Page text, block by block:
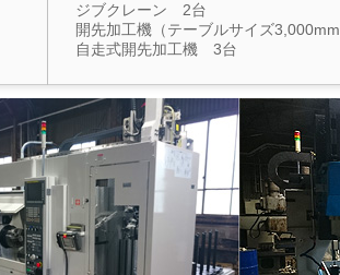
ジブクレーン 2台
開先加工機（テーブルサイズ
自走式開先加工機 3台